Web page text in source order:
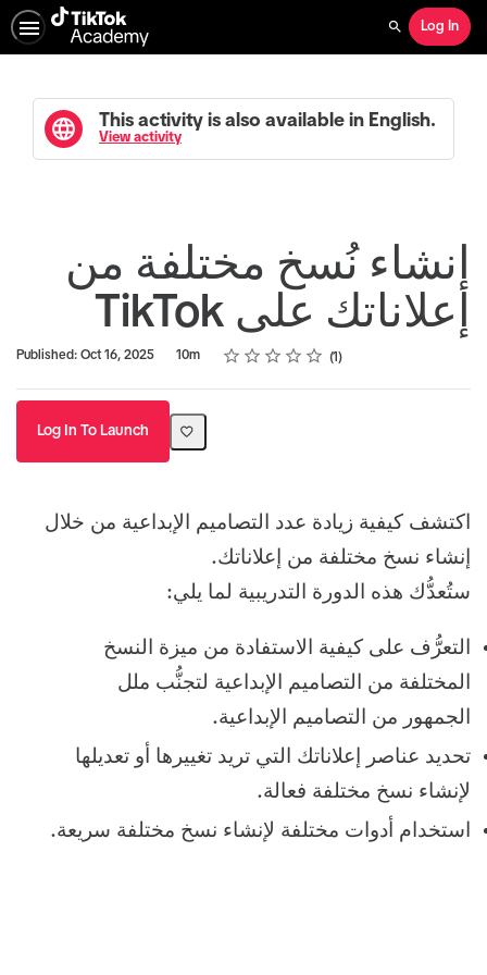
Search
Log In
This activity is also available in English.
View activity
إنشاء نُسخ مختلفة من
إعلاناتك على TikTok
Published: Oct 16, 2025
Duration 10m Rating
1 star
2 stars
3 stars
4 stars
5 stars
Average rating: 2.0 1
1 review
Log In To Launch
اكتشف كيفية زيادة عدد التصاميم الإبداعية من خلال
إنشاء نسخ مختلفة من إعلاناتك.
ستُعدُّك هذه الدورة التدريبية لما يلي:
التعرُّف على كيفية الاستفادة من ميزة النسخ
المختلفة من التصاميم الإبداعية لتجنُّب ملل
الجمهور من التصاميم الإبداعية.
تحديد عناصر إعلاناتك التي تريد تغييرها أو تعديلها
لإنشاء نسخ مختلفة فعالة.
استخدام أدوات مختلفة لإنشاء نسخ مختلفة سريعة.